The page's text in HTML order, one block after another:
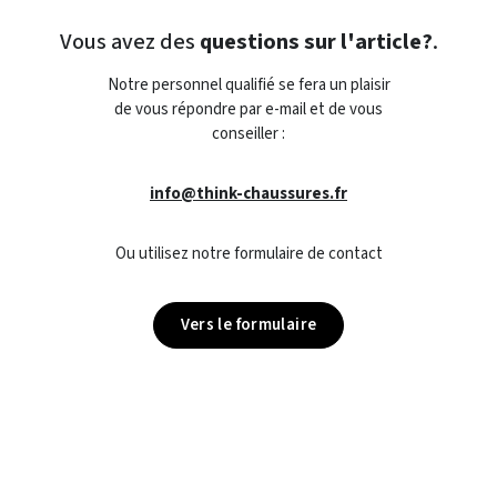
Vous avez des questions sur l'article?.
Notre personnel qualifié se fera un plaisir
de vous répondre par e-mail et de vous
conseiller :
info@think-chaussures.fr
Ou utilisez notre formulaire de contact
Vers le formulaire